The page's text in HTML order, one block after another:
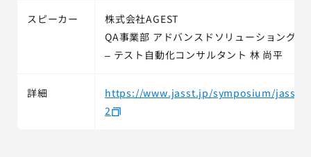
スピーカー
株式会社AGEST
QA事業部 アドバンスドソリューショングル
– テスト自動化コンサルタント 林 尚平
詳細
https://www.jasst.jp/symposium/
2